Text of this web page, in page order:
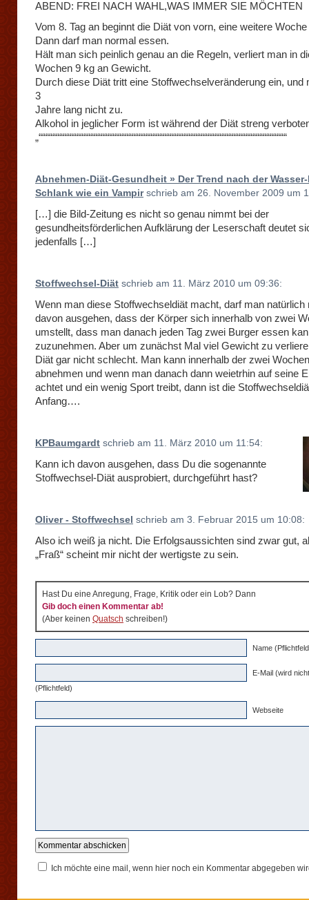
ABEND: FREI NACH WAHL,WAS IMMER SIE MÖCHTEN
Vom 8. Tag an beginnt die Diät von vorn, eine weitere Woche
Dann darf man normal essen.
Hält man sich peinlich genau an die Regeln, verliert man in
Wochen 9 kg an Gewicht.
Durch diese Diät tritt eine Stoffwechselveränderung ein, und
3
Jahre lang nicht zu.
Alkohol in jeglicher Form ist während der Diät streng
„““““““““““““““““““““““““““““““““““““““““““““““““““““““““““““““““““““““““
Abnehmen-Diät-Gesundheit » Der Trend nach der
Schlank wie ein Vampirschrieb am 26. November 2009 um
[…] die Bild-Zeitung es nicht so genau nimmt bei der
gesundheitsförderlichen Aufklärung der Leserschaft deutet
jedenfalls […]
Stoffwechsel-Diät schrieb am 11. März 2010 um 09:36:
Wenn man diese Stoffwechseldiät macht, darf man natürlich
davon ausgehen, dass der Körper sich innerhalb von zwei
umstellt, dass man danach jeden Tag zwei Burger essen
zuzunehmen. Aber um zunächst Mal viel Gewicht zu
Diät gar nicht schlecht. Man kann innerhalb der zwei
abnehmen und wenn man danach dann weietrhin auf seine
achtet und ein wenig Sport treibt, dann ist die
Anfang….
KPBaumgardt schrieb am 11. März 2010 um 11:54:
Kann ich davon ausgehen, dass Du die sogenannte
Stoffwechsel-Diät ausprobiert, durchgeführt hast?
Oliver - Stoffwechsel schrieb am 3. Februar 2015 um 10:08:
Also ich weiß ja nicht. Die Erfolgsaussichten sind zwar gut,
„Fraß“ scheint mir nicht der wertigste zu sein.
Hast Du eine Anregung, Frage, Kritik oder ein Lob? Dann
Gib doch einen Kommentar ab!
(Aber keinen Quatsch schreiben!)
Name
E-Mail (wird
(Pflichtfeld)
Webseite
Ich möchte eine mail, wenn hier noch ein Kommentar abgegeben